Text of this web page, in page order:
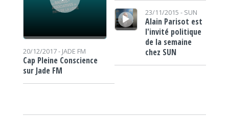
20/12/2017 - JADE FM
Cap Pleine Conscience
sur Jade FM
Lecteur audio
23/11/2015 - SUN
Alain Parisot est
l'invité politique
de la semaine
chez SUN